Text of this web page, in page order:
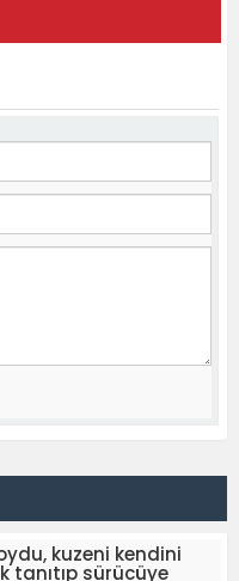
kuzeni kendini
tanıtıp sürücüye